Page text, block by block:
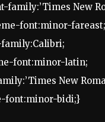
family:’Times New
font:minor-fareast;
font:minor-latin;
New
font:minor-bidi;}